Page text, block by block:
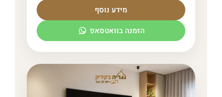
מידע נוסף
הזמנה בוואטסאפ